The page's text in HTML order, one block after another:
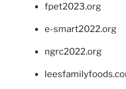
fpet2023.org
e-smart2022.org
ngrc2022.org